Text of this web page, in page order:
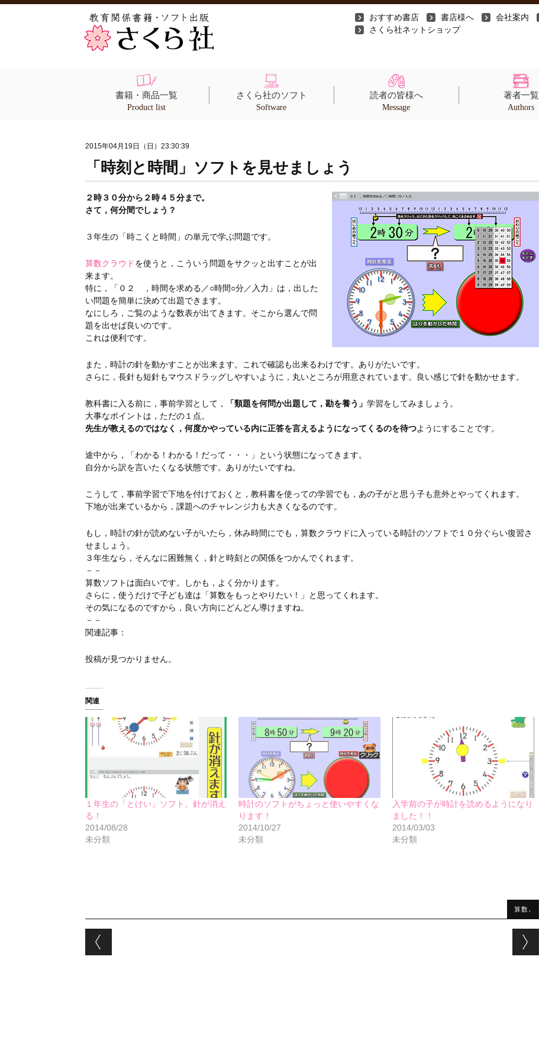
おすすめ書店 書店様へ 会社案内
さくら社ネットショップ
書籍・商品一覧
Product list
さくら社のソフト
Software
読者の皆様へ
Message
著者一覧
Authors
2015年04月19日（日）23:30:39
「時刻と時間」ソフトを見せましょう
２時３０分から２時４５分まで。
さて，何分間でしょう？
３年生の「時こくと時間」の単元で学ぶ問題です。
算数クラウドを使うと，こういう問題をサクッと出すことが出
来ます。
特に，「０２ ，時間を求める／○時間○分／入力」は，出した
い問題を簡単に決めて出題できます。
なにしろ，ご覧のような数表が出てきます。そこから選んで問
題を出せば良いのです。
これは便利です。
また，時計の針を動かすことが出来ます。これで確認も出来るわけです。ありがたいです。
さらに，長針も短針もマウスドラッグしやすいように，丸いところが用意されています。良い感じで針を動かせます。
教科書に入る前に，事前学習として， 「類題を何問か出題して，勘を養う」 学習をしてみましょう。
大事なポイントは，ただの１点。
先生が教えるのではなく，何度かやっている内に正答を言えるようになってくるのを待つようにすることです。
途中から，「わかる！わかる！だって・・・」という状態になってきます。
自分から訳を言いたくなる状態です。ありがたいですね。
こうして，事前学習で下地を付けておくと，教科書を使っての学習でも，あの子がと思う子も意外とやってくれます。
下地が出来ているから，課題へのチャレンジ力も大きくなるのです。
もし，時計の針が読めない子がいたら，休み時間にでも，算数クラウドに入っている時計のソフトで１０分ぐらい復習さ
せましょう。
３年生なら，そんなに困難無く，針と時刻との関係をつかんでくれます。
－－
算数ソフトは面白いです。しかも，よく分かります。
さらに，使うだけで子ども達は「算数をもっとやりたい！」と思ってくれます。
その気になるのですから，良い方向にどんどん導けますね。
－－
関連記事：
投稿が見つかりません。
関連
１年生の「とけい」ソフト。針が消え
る！
2014/08/28
未分類
時計のソフトがちょっと使いやすくな
ります！
2014/10/27
未分類
入学前の子が時計を読めるようになり
ました！！
2014/03/03
未分類
算数,
Post navigation